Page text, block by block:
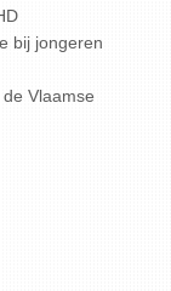
bij jongeren
Vlaamse